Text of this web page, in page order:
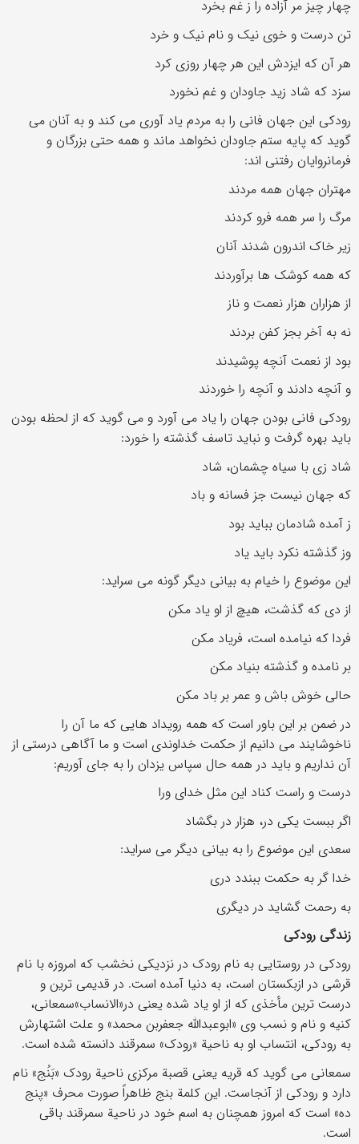
چهار چیز مر آزاده را ز غم بخرد
تن درست و خوی نیک و نام نیک و خرد
هر آن که ایزدش این هر چهار روزی کرد
سزد که شاد زید جاودان و غم نخورد
رودکی این جهان فانی را به مردم یاد آوری می کند و به آنان می
گوید که پایه ستم جاودان نخواهد ماند و همه حتی بزرگان و
فرمانروایان رفتنی اند:
مهتران جهان همه مردند
مرگ را سر همه فرو کردند
زیر خاک اندرون شدند آنان
که همه کوشک ها برآوردند
از هزاران هزار نعمت و ناز
نه به آخر بجز کفن بردند
بود از نعمت آنچه پوشیدند
و آنچه دادند و آنچه را خوردند
رودکی فانی بودن جهان را یاد می آورد و می گوید که از لحظه بودن
باید بهره گرفت و نباید تاسف گذشته را خورد:
شاد زی با سیاه چشمان، شاد
که جهان نیست جز فسانه و باد
ز آمده شادمان بباید بود
وز گذشته نکرد باید یاد
این موضوع را خیام به بیانی دیگر گونه می سراید:
از دی که گذشت، هیچ از او یاد مکن
فردا که نیامده است، فریاد مکن
بر نامده و گذشته بنیاد مکن
حالی خوش باش و عمر بر باد مکن
در ضمن بر این باور است که همه رویداد هایی که ما آن را
ناخوشایند می دانیم از حکمت خداوندی است و ما آگاهی درستی از
آن نداریم و باید در همه حال سپاس یزدان را به جای آوریم:
درست و راست کناد این مثل خدای ورا
اگر ببست یکی در، هزار در بگشاد
سعدی این موضوع را به بیانی دیگر می سراید:
خدا گر به حکمت ببندد دری
به رحمت گشاید در دیگری
زندگی رودکی
رودکی در روستایی به نام رودک در نزدیکی نخشب که امروزه با نام
قرشی در ازبکستان است، به دنیا آمده است. در قدیمی ترین و
درست ترین مأخذی که از او یاد شده یعنی در«الانساب»سمعانی،
کنیه و نام و نسب وی «ابوعبدالله جعفربن محمد» و علت اشتهارش
به رودکی، انتساب او به ناحیة «رودک» سمرقند دانسته شده است.
سمعانی می گوید که قریه یعنی قصبة مرکزی ناحیة رودک «بَنُج» نام
دارد و رودکی از آنجاست. این کلمة بنج ظاهراً صورت محرف «پنج
ده» است که امروز همچنان به اسم خود در ناحیة سمرقند باقی
است.